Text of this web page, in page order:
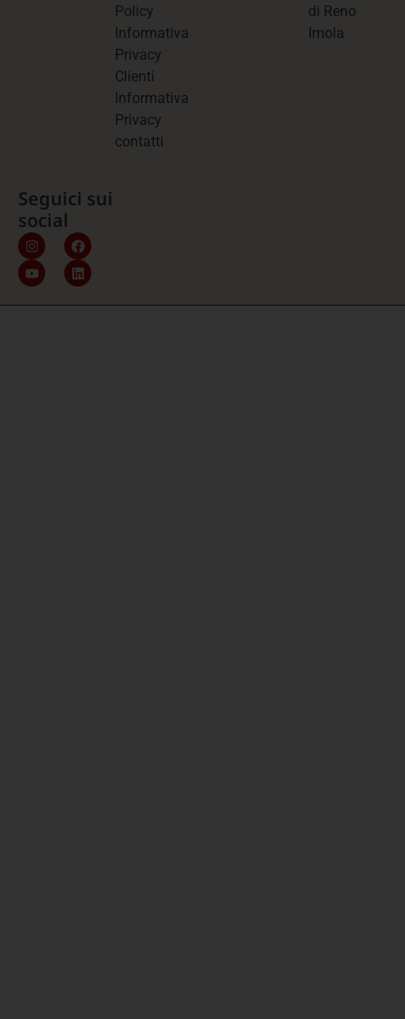
Policy
Informativa
Privacy
Clienti
Informativa
Privacy
contatti
di Reno
Imola
Seguici sui
social